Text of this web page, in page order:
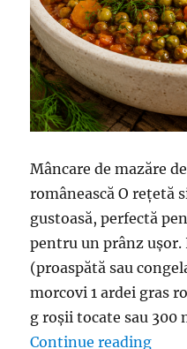
Mâncare de mazăre
românească O rețetă
gustoasă, perfectă
pentru un prânz ușor.
(proaspătă sau
morcovi 1 ardei gras
g roșii tocate sau 300
Continue reading